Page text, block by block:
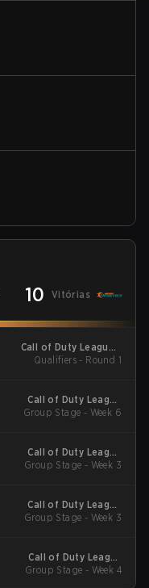
10 Vitórias
Call of Duty League -
Call of Duty League
Qualifiers - Round 1
Call of Duty League
2026 Regular Season
Group Stage - Week 6
Call of Duty League
2026 Regular Season
Group Stage - Week 3
Call of Duty League
2025 Regular Season
Group Stage - Week 3
Call of Duty League
2025 Regular Season
Group Stage - Week 4